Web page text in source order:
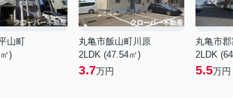
山町
)
丸亀市飯山町川原
2LDK (47.54㎡)
3.7万円
丸亀市
2LDK
5.5万円